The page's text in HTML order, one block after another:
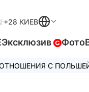
+28 КИЕВ
Эксклюзив Фото
С